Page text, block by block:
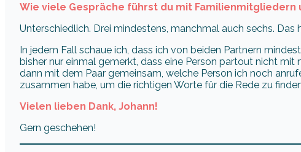
Wie viele Gespräche führst du mit Familienmitgliedern
Unterschiedlich. Drei mindestens, manchmal auch sechs.
In jedem Fall schaue ich, dass ich von beiden Partnern
bisher nur einmal gemerkt, dass eine Person partout nicht
dann mit dem Paar gemeinsam, welche Person ich noch
zusammen habe, um die richtigen Worte für die Rede zu
Vielen lieben Dank, Johann!
Gern geschehen!